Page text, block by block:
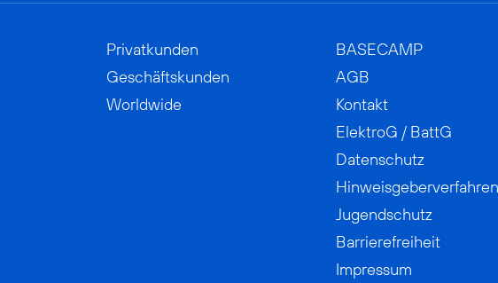
Privatkunden
Geschäftskunden
Worldwide
BASECAMP
AGB
Kontakt
ElektroG / BattG
Datenschutz
Hinweisgeberverfahren
Jugendschutz
Barrierefreiheit
Impressum